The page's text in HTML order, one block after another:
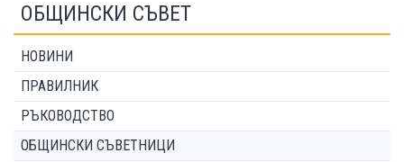
ОБЩИНСКИ СЪВЕТ
НОВИНИ
ПРАВИЛНИК
РЪКОВОДСТВО
ОБЩИНСКИ СЪВЕТНИЦИ